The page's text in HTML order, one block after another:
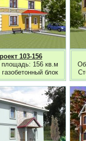
103-156
156 кв.м
блок